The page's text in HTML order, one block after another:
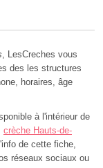
, LesCreches vous
des les structures
horaires, âge
à l'intérieur de
crèche Hauts-de-
de cette fiche,
réseaux sociaux ou